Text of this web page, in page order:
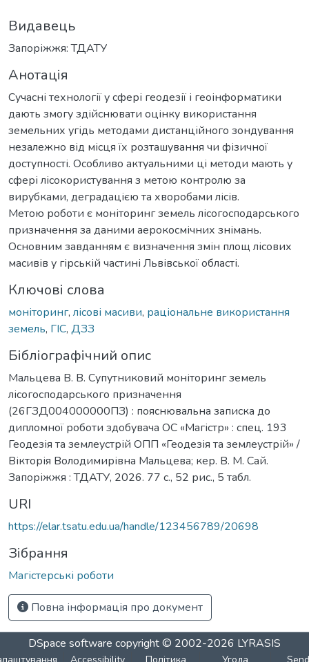
Видавець
Запоріжжя: ТДАТУ
Анотація
Сучасні технології у сфері геодезії і геоінформатики
дають змогу здійснювати оцінку використання
земельних угідь методами дистанційного зондування
незалежно від місця їх розташування чи фізичної
доступності. Особливо актуальними ці методи мають у
сфері лісокористування з метою контролю за
вирубками, деградацією та хворобами лісів.
Метою роботи є моніторинг земель лісогосподарського
призначення за даними аерокосмічних знімань.
Основним завданням є визначення змін площ лісових
масивів у гірській частині Львівської області.
Ключові слова
моніторинг, лісові масиви, раціональне використання
земель, ГІС, ДЗЗ
Бібліографічний опис
Мальцева В. В. Супутниковий моніторинг земель
лісогосподарського призначення
(26ГЗД004000000ПЗ) : пояснювальна записка до
дипломної роботи здобувача ОС «Магістр» : спец. 193
Геодезія та землеустрій ОПП «Геодезія та землеустрій» /
Вікторія Володимирівна Мальцева; кер. В. М. Сай.
Запоріжжя : ТДАТУ, 2026. 77 с., 52 рис., 5 табл.
URI
https://elar.tsatu.edu.ua/handle/123456789/20698
Зібрання
Магістерські роботи
Повна інформація про документ
DSpace software copyright © 2002-2026 LYRASIS